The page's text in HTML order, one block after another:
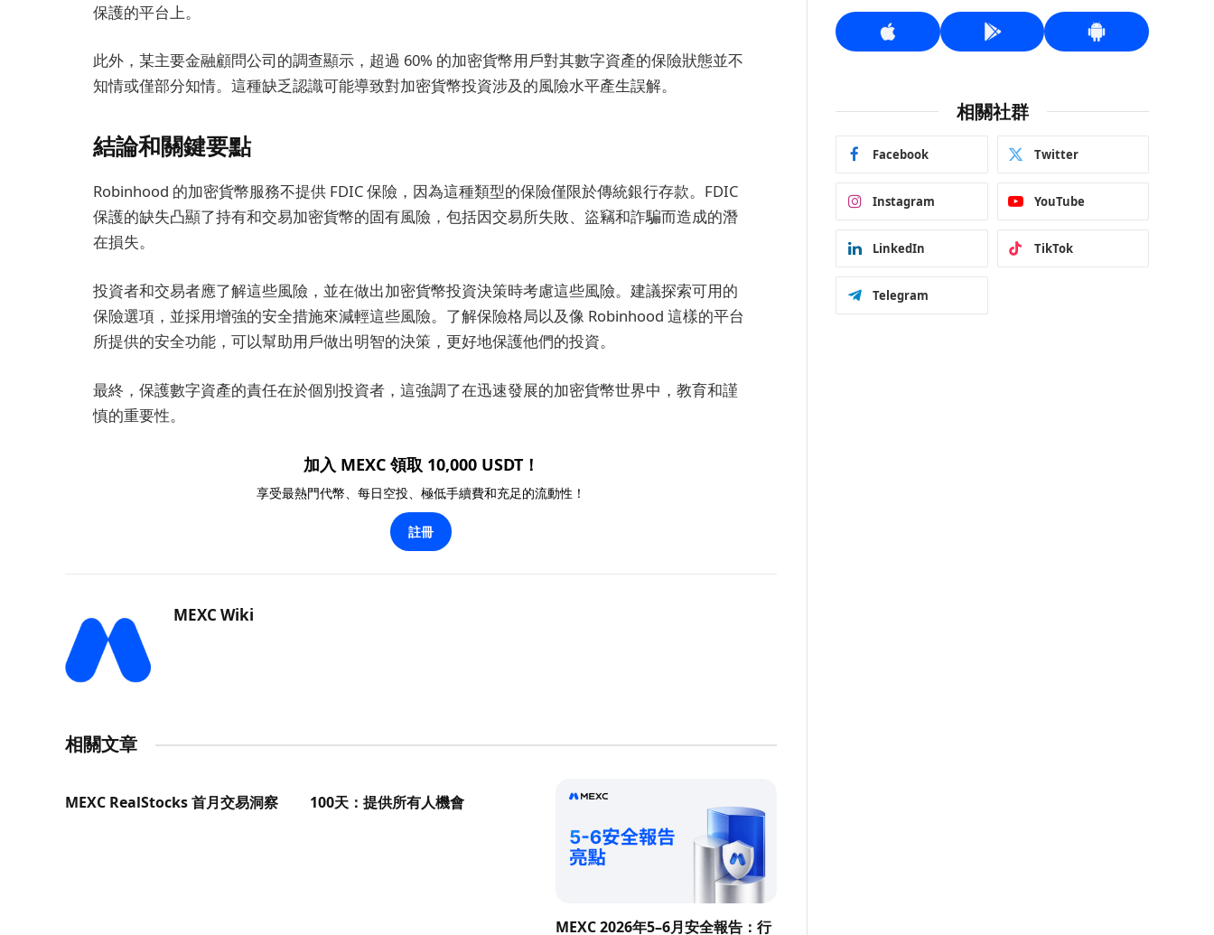
保護的平台上。
此外，某主要金融顧問公司的調查顯示，超過 60% 的加密貨幣用戶對其數字資產的保險狀態並不
知情或僅部分知情。這種缺乏認識可能導致對加密貨幣投資涉及的風險水平產生誤解。
結論和關鍵要點
Robinhood 的加密貨幣服務不提供 FDIC 保險，因為這種類型的保險僅限於傳統銀行存款。FDIC
保護的缺失凸顯了持有和交易加密貨幣的固有風險，包括因交易所失敗、盜竊和詐騙而造成的潛
在損失。
投資者和交易者應了解這些風險，並在做出加密貨幣投資決策時考慮這些風險。建議探索可用的
保險選項，並採用增強的安全措施來減輕這些風險。了解保險格局以及像 Robinhood 這樣的平台
所提供的安全功能，可以幫助用戶做出明智的決策，更好地保護他們的投資。
最終，保護數字資產的責任在於個別投資者，這強調了在迅速發展的加密貨幣世界中，教育和謹
慎的重要性。
加入 MEXC 領取 10,000 USDT！
享受最熱門代幣、每日空投、極低手續費和充足的流動性！
註冊
MEXC Wiki
相關文章
MEXC RealStocks 首月交易洞察 100天：提供所有人機會
MEXC 2026年5–6月安全報告：行
相關社群
Facebook Twitter
Instagram YouTube
LinkedIn TikTok
Telegram